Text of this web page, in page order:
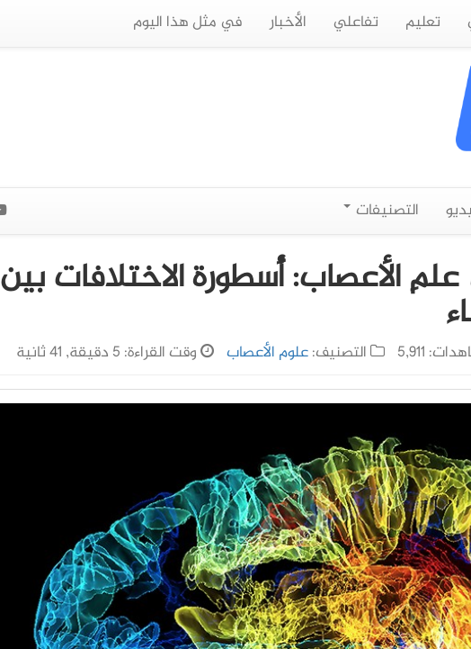
تعليم تفاعلي الأخبار في مثل هذا اليوم
التصنيفات
الأعصاب: أُسطورة الاختلافات بين
5,911 التصنيف:علوم الأعصاب وقت القراءة: 5 دقيقة, 41 ثانية